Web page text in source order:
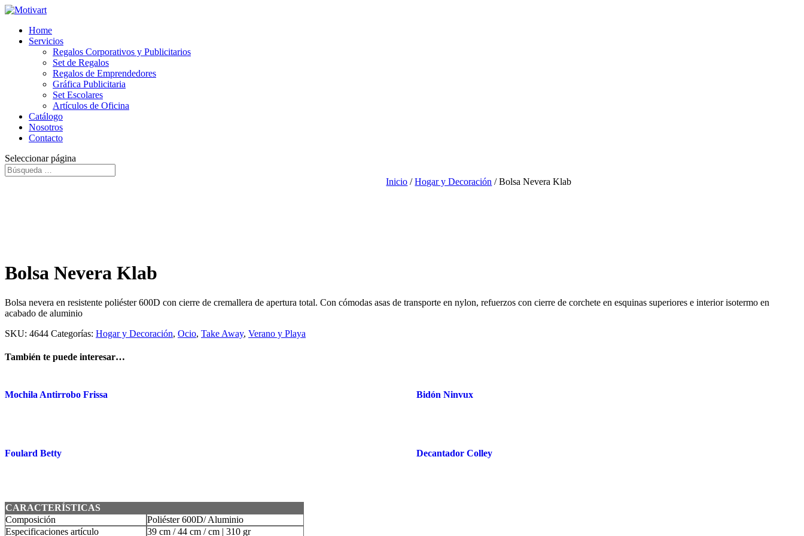
Home
Servicios
Regalos Corporativos y Publicitarios
Set de Regalos
Regalos de Emprendedores
Gráfica Publicitaria
Set Escolares
Artículos de Oficina
Catálogo
Nosotros
Contacto
Seleccionar página
Inicio /Hogar y Decoración / Bolsa Nevera Klab
Bolsa Nevera Klab
Bolsa nevera en resistente poliéster 600D con cierre de cremallera de apertura total. Con cómodas asas de transporte en nylon, refuerzos con cierre de corchete en esquinas superiores e interior isotermo en
acabado de aluminio
SKU: 4644 Categorías: Hogar y Decoración, Ocio, Take Away, Verano y Playa
También te puede interesar…
Mochila Antirrobo Frissa Bidón Ninvux
Foulard Betty Decantador Colley
CARACTERÍSTICAS
Composición
Poliéster 600D/ Aluminio
Especificaciones artículo
39 cm / 44 cm / cm | 310 gr